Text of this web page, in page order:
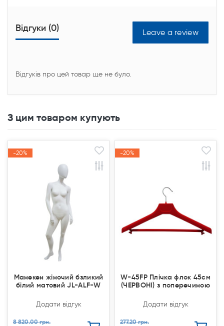
Відгуки (0) Leave a review
Відгуків про цей товар ще не було.
З цим товаром купують
-20%
-20%
Манекен жіночий бзликий
білий матовий JL-ALF-W
Додати відгук
8 820.00 грн.
-20%
-20%
W-45FP Плічка флок 45см
(ЧЕРВОНІ) з поперечиною
Додати відгук
277.20 грн.